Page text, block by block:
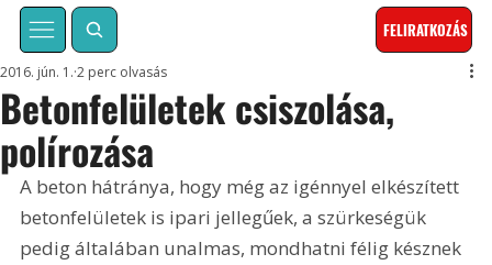
FELIRATKOZÁS
Betonfelületek csiszolása,
polírozása
2016. jún. 1. 2 perc olvasás
A beton hátránya, hogy még az igénnyel elkészített
betonfelületek is ipari jellegűek, a szürkeségük
pedig általában unalmas, mondhatni félig késznek